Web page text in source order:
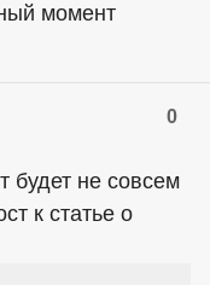
момент
0
будет не совсем
к статье о